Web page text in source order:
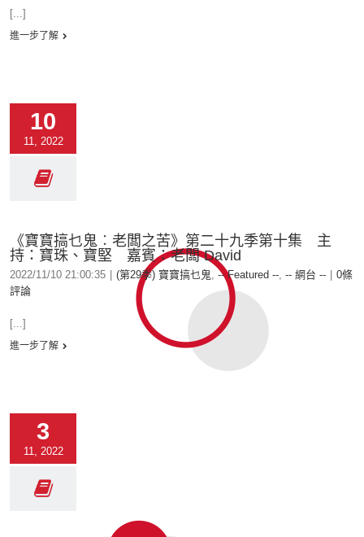
[...]
進一步了解
10
11, 2022
《寶寶搞乜鬼︰老闆之苦》第二十九季第十集 主
持：寶珠、寶堅 嘉賓：老闆 David
2022/11/10 21:00:35 (第29季) 寶寶搞乜鬼, -- Featured --, -- 網台 --
0條
評論
[...]
進一步了解
3
11, 2022